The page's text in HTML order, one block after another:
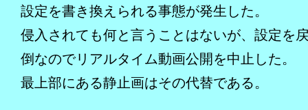
設定を書き換えられる事態が発生した。
侵入されても何と言うことはないが、設定を
倒なのでリアルタイム動画公開を中止した。
最上部にある静止画はその代替である。